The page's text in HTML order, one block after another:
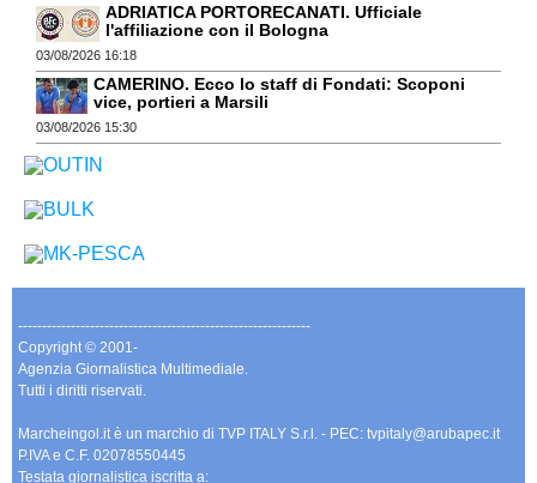
ADRIATICA PORTORECANATI. Ufficiale
l'affiliazione con il Bologna
03/08/2026 16:18
CAMERINO. Ecco lo staff di Fondati: Scoponi
vice, portieri a Marsili
03/08/2026 15:30
-------------------------------------------------------------
Copyright © 2001-
Agenzia Giornalistica Multimediale.
Tutti i diritti riservati.
Marcheingol.it è un marchio di TVP ITALY S.r.l. - PEC: tvpitaly@arubapec.it
P.IVA e C.F. 02078550445
Testata giornalistica iscritta a: